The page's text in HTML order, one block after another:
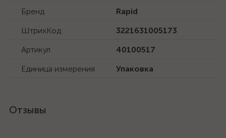
Бренд
Rapid
ШтрихКод
3221631005173
Артикул
40100517
Единица измерения
Упаковка
Отзывы